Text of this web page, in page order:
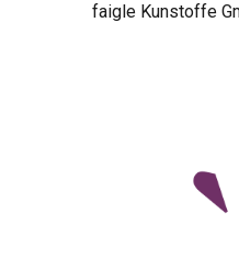
faigle Kunstoffe